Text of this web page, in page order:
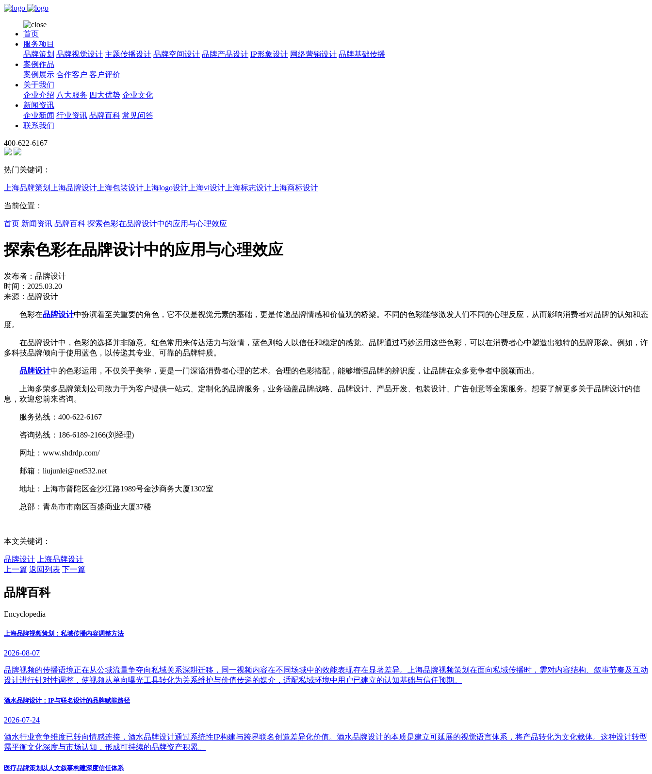
首页
服务项目
品牌策划 品牌视觉设计 主题传播设计 品牌空间设计 品牌产品设计 IP形象设计 网络营销设计 品牌基础传播
案例作品
案例展示 合作客户 客户评价
关于我们
企业介绍 八大服务 四大优势 企业文化
新闻资讯
企业新闻 行业资讯 品牌百科 常见问答
联系我们
400-622-6167
热门关键词：
上海品牌策划 上海品牌设计 上海包装设计 上海logo设计 上海vi设计 上海标志设计 上海商标设计
当前位置：
首页 新闻资讯 品牌百科 探索色彩在品牌设计中的应用与心理效应
探索色彩在品牌设计中的应用与心理效应
发布者：品牌设计
时间：2025.03.20
来源：品牌设计
色彩在品牌设计中扮演着至关重要的角色，它不仅是视觉元素的基础，更是传递品牌情感和价值观的桥梁。不同的色彩能够激发人们不同的心理反应，从而影响消费者对品牌的认知和态
度。
在品牌设计中，色彩的选择并非随意。红色常用来传达活力与激情，蓝色则给人以信任和稳定的感觉。品牌通过巧妙运用这些色彩，可以在消费者心中塑造出独特的品牌形象。例如，许
多科技品牌倾向于使用蓝色，以传递其专业、可靠的品牌特质。
品牌设计中的色彩运用，不仅关乎美学，更是一门深谙消费者心理的艺术。合理的色彩搭配，能够增强品牌的辨识度，让品牌在众多竞争者中脱颖而出。
上海多荣多品牌策划公司致力于为客户提供一站式、定制化的品牌服务，业务涵盖品牌战略、品牌设计、产品开发、包装设计、广告创意等全案服务。想要了解更多关于品牌设计的信
息，欢迎您前来咨询。
服务热线：400-622-6167
咨询热线：186-6189-2166(刘经理)
网址：www.shdrdp.com/
邮箱：liujunlei@net532.net
地址：上海市普陀区金沙江路1989号金沙商务大厦1302室
总部：青岛市市南区百盛商业大厦37楼
本文关键词：
品牌设计
上海品牌设计
上一篇 返回列表 下一篇
品牌百科
Encyclopedia
上海品牌视频策划：私域传播内容调整方法
2026-08-07
品牌视频的传播语境正在从公域流量争夺向私域关系深耕迁移，同一视频内容在不同场域中的效能表现存在显著差异。上海品牌视频策划在面向私域传播时，需对内容结构、叙事节奏及互动
设计进行针对性调整，使视频从单向曝光工具转化为关系维护与价值传递的媒介，适配私域环境中用户已建立的认知基础与信任预期。
酒水品牌设计：IP与联名设计的品牌赋能路径
2026-07-24
酒水行业竞争维度已转向情感连接，酒水品牌设计通过系统性IP构建与跨界联名创造差异化价值。酒水品牌设计的本质是建立可延展的视觉语言体系，将产品转化为文化载体。这种设计转型
需平衡文化深度与市场认知，形成可持续的品牌资产积累。
医疗品牌策划以人文叙事构建深度信任体系